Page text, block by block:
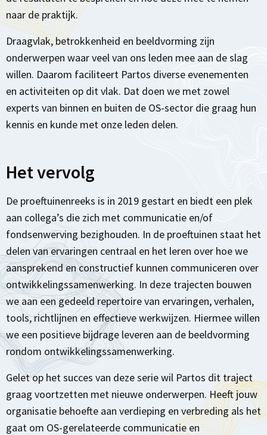
naar de praktijk.
Draagvlak, betrokkenheid en beeldvorming zijn
onderwerpen waar veel van ons leden mee aan de slag
willen. Daarom faciliteert Partos diverse evenementen
en activiteiten op dit vlak. Dat doen we met zowel
experts van binnen en buiten de OS-sector die graag hun
kennis en kunde met onze leden delen.
Het vervolg
De proeftuinenreeks is in 2019 gestart en biedt een plek
aan collega’s die zich met communicatie en/of
fondsenwerving bezighouden. In de proeftuinen staat het
delen van ervaringen centraal en het leren over hoe we
aansprekend en constructief kunnen communiceren over
ontwikkelingssamenwerking. In deze trajecten bouwen
we aan een gedeeld repertoire van ervaringen, verhalen,
tools, richtlijnen en effectieve werkwijzen. Hiermee willen
we een positieve bijdrage leveren aan de beeldvorming
rondom ontwikkelingssamenwerking.
Gelet op het succes van deze serie wil Partos dit traject
graag voortzetten met nieuwe onderwerpen. Heeft jouw
organisatie behoefte aan verdieping en verbreding als het
gaat om OS-gerelateerde communicatie en